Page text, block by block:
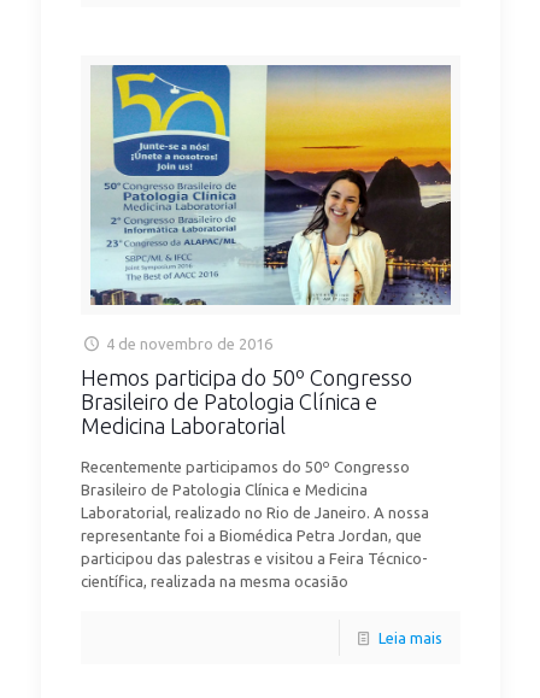
4 de novembro de 2016
Hemos participa do 50º Congresso
Brasileiro de Patologia Clínica e
Medicina Laboratorial
Recentemente participamos do 50º Congresso
Brasileiro de Patologia Clínica e Medicina
Laboratorial, realizado no Rio de Janeiro. A nossa
representante foi a Biomédica Petra Jordan, que
participou das palestras e visitou a Feira Técnico-
científica, realizada na mesma ocasião
Leia mais